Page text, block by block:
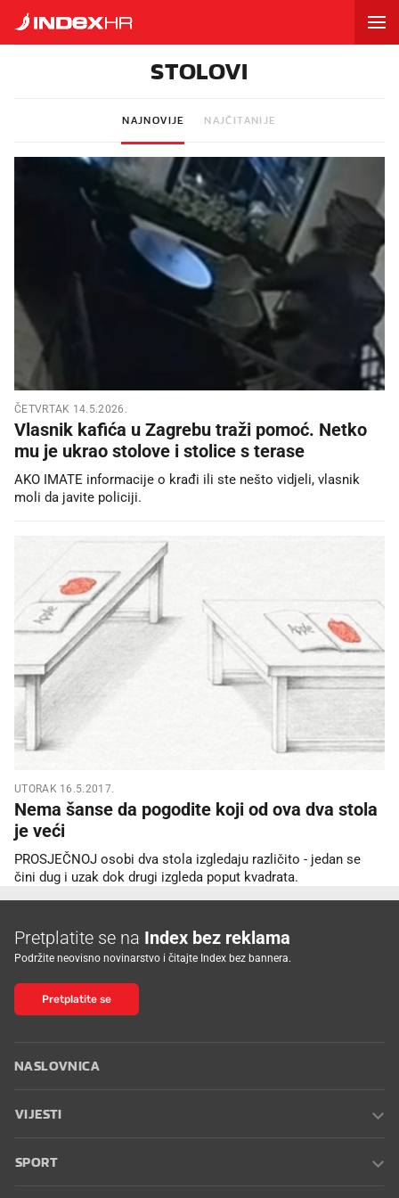
STOLOVI
NAJNOVIJE NAJČITANIJE
ČETVRTAK 14.5.2026.
Vlasnik kafića u Zagrebu traži pomoć. Netko
mu je ukrao stolove i stolice s terase
AKO IMATE informacije o krađi ili ste nešto vidjeli, vlasnik
moli da javite policiji.
UTORAK 16.5.2017.
Nema šanse da pogodite koji od ova dva stola
je veći
PROSJEČNOJ osobi dva stola izgledaju različito - jedan se
čini dug i uzak dok drugi izgleda poput kvadrata.
Pretplatite se na Index bez reklama
Podržite neovisno novinarstvo i čitajte Index bez bannera.
Pretplatite se
NASLOVNICA
VIJESTI
SPORT